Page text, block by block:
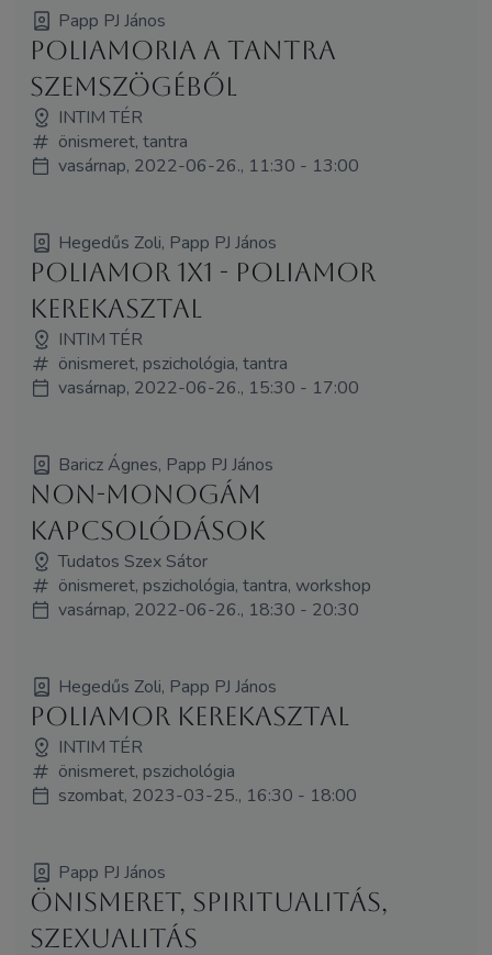
Papp PJ János
Poliamoria a tantra
szemszögéből
INTIM TÉR
önismeret, tantra
vasárnap, 2022-06-26., 11:30 - 13:00
Hegedűs Zoli, Papp PJ János
Poliamor 1x1 - poliamor
kerekasztal
INTIM TÉR
önismeret, pszichológia, tantra
vasárnap, 2022-06-26., 15:30 - 17:00
Baricz Ágnes, Papp PJ János
Non-monogám
kapcsolódások
Tudatos Szex Sátor
önismeret, pszichológia, tantra, workshop
vasárnap, 2022-06-26., 18:30 - 20:30
Hegedűs Zoli, Papp PJ János
Poliamor kerekasztal
INTIM TÉR
önismeret, pszichológia
szombat, 2023-03-25., 16:30 - 18:00
Papp PJ János
Önismeret, spiritualitás,
szexualitás